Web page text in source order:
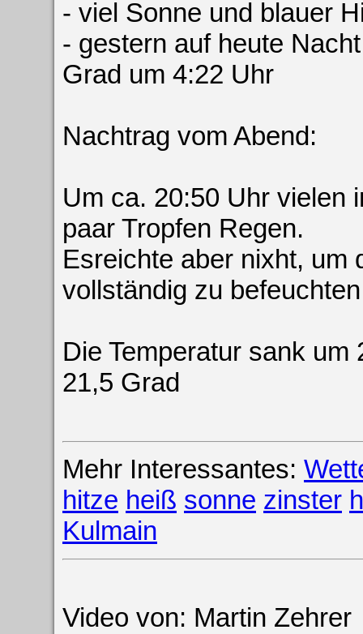
- viel Sonne und blauer
- gestern auf heute
Grad um 4:22 Uhr
Nachtrag vom Abend:
Um ca. 20:50 Uhr vielen
paar Tropfen Regen.
Esreichte aber nixht, um
vollständig zu
Die Temperatur sank um
21,5 Grad
Mehr Interessantes:
hitze heiß sonne zinster
Kulmain
Video von: Martin Zehrer